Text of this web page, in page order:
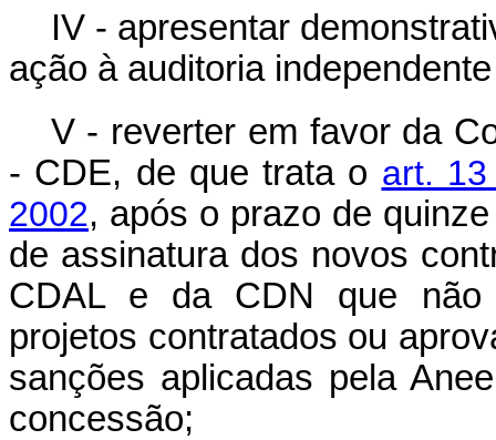
IV - apresentar
ação à auditoria
V - reverter em favor da
- CDE, de que trata o art.
2002, após o prazo de
de assinatura dos novos
CDAL e da CDN que não
projetos contratados ou
sanções aplicadas pela
concessão;